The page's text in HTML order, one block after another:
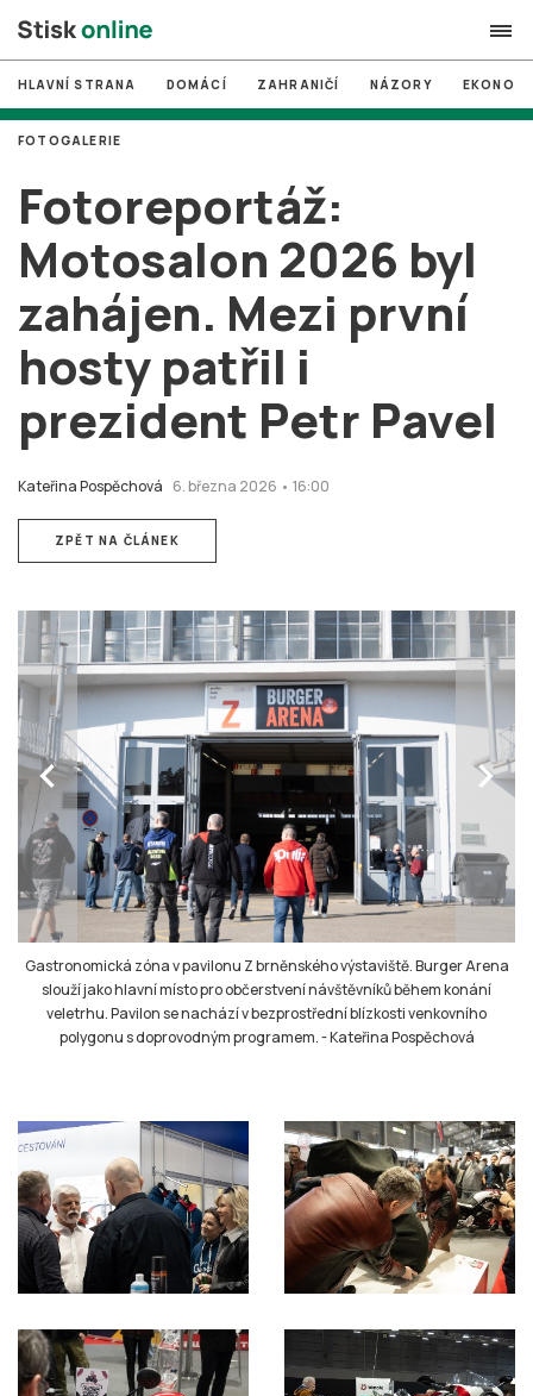
search
# MUNI
# Brno
# volby
login PŘIHLÁSIT SE
Zapomněli jste heslo?
HLAVNÍ STRANA DOMÁCÍ ZAHRANIČÍ NÁZORY
Fotoreportáž:
Motosalon 2026 byl
zahájen. Mezi první
hosty patřil i
prezident Petr Pavel
Kateřina Pospěchová 6. března 2026 • 16:00
FOTOGALERIE
ZPĚT NA ČLÁNEK
chevron_left chevron_right
Gastronomická zóna v pavilonu Z brněnského výstaviště. Burger Arena
slouží jako hlavní místo pro občerstvení návštěvníků během konání
veletrhu. Pavilon se nachází v bezprostřední blízkosti venkovního
polygonu s doprovodným programem.-Kateřina Pospěchová